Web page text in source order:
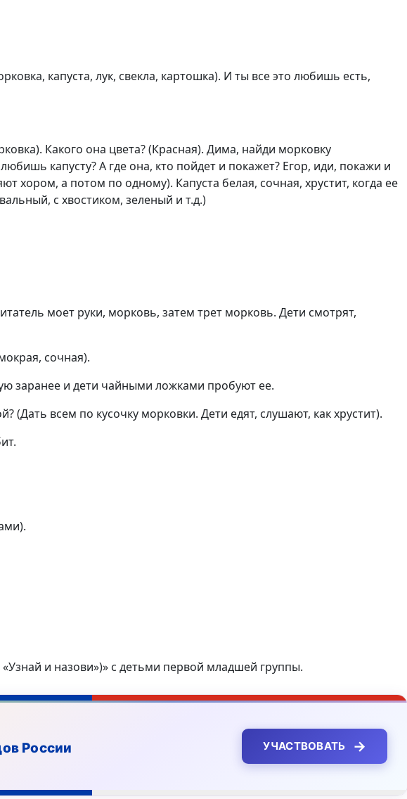
капуста, лук, свекла, картошка). И ты все это любишь есть,
Какого она цвета? (Красная). Дима, найди морковку
капусту? А где она, кто пойдет и покажет? Егор, иди, покажи и
хором, а потом по одному). Капуста белая, сочная, хрустит, когда ее
с хвостиком, зеленый и т.д.)
моет руки, морковь, затем трет морковь. Дети смотрят,
сочная).
заранее и дети чайными ложками пробуют ее.
(Дать всем по кусочку морковки. Дети едят, слушают, как хрустит).
и назови»)» с детьми первой младшей группы.
России УЧАСТВОВАТЬ →